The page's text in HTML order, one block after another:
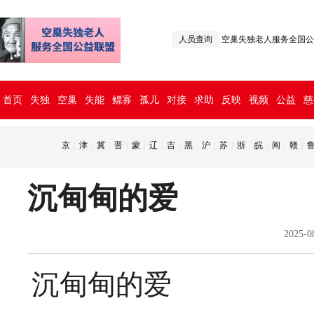
人员查询 空巢失独老人服务全国
首页 失独 空巢 失能 鳏寡 孤儿 对接 求助 反映 视频 公益
京 津 冀 晋 蒙 辽 吉 黑 沪 苏 浙 皖 闽 赣
沉甸甸的爱
2025-
沉甸甸的爱